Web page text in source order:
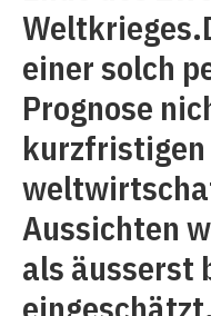
einer solch
Prognose
kurzfristigen
Aussichten
als äusserst